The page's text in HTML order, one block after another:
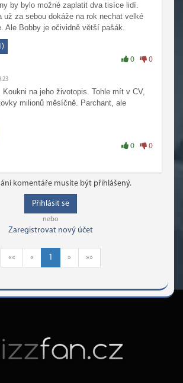
by bylo možné zaplatit dva tisíce lidí.
už za sebou dokáže na rok nechat velké
Ale Bobby je očividně větší pašák.
0 0
na jeho životopis. Tohle mít v CV,
milionů měsíčně. Parchant, ale
0 0
komentáře musíte být přihlášený.
Přihlásit se
nebo
Zaregistrovat nový účet
«« « 1 » »»